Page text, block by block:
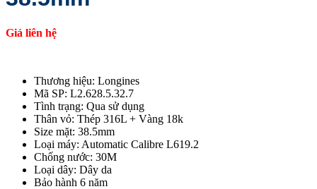
Giá liên hệ
Thương hiệu: Longines
Mã SP: L2.628.5.32.7
Tình trạng: Qua sử dụng
Thân vỏ: Thép 316L + Vàng 18k
Size mặt: 38.5mm
Loại máy: Automatic Calibre L619.2
Chống nước: 30M
Loại dây: Dây da
Bảo hành 6 năm